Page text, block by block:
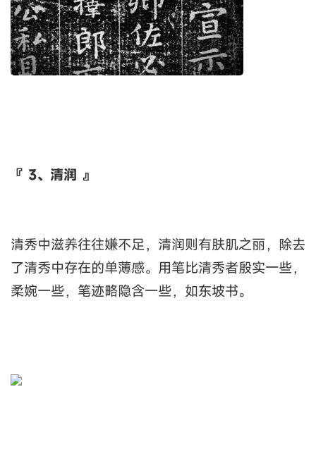
『 3、清润 』
清秀中滋养往往嫌不足，清润则有肤肌之丽，除去
了清秀中存在的单薄感。用笔比清秀者殷实一些，
柔婉一些，笔迹略隐含一些，如东坡书。